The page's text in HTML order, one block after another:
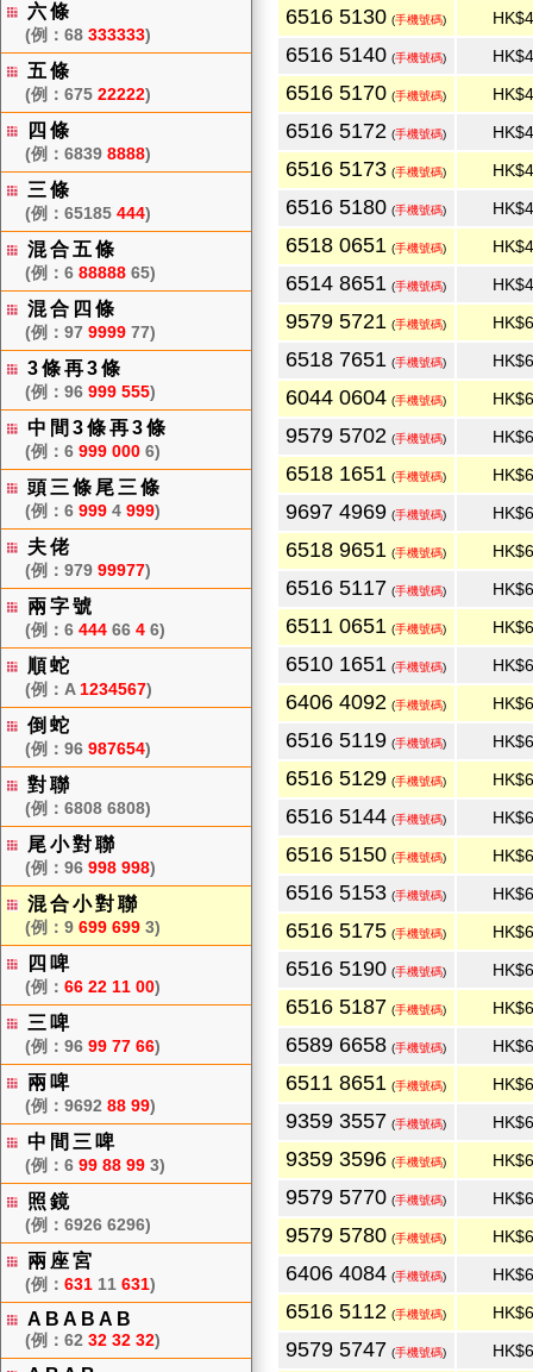
六條
(例：68 333333)
五條
(例：675 22222)
四條
(例：6839 8888)
三條
(例：65185 444)
混合五條
(例：6 88888 65)
混合四條
(例：97 9999 77)
3條再3條
(例：96 999 555)
中間3條再3條
(例：6 999 000 6)
頭三條尾三條
(例：6 999 4 999)
夫佬
(例：979 99977)
兩字號
(例：6 444 66 4 6)
順蛇
(例：A 1234567)
倒蛇
(例：96 987654)
對聯
(例：6808 6808)
尾小對聯
(例：96 998 998)
混合小對聯
(例：9 699 699 3)
四啤
(例： 66 22 11 00)
三啤
(例：96 99 77 66)
兩啤
(例：9692 88 99)
中間三啤
(例：6 99 88 99 3)
照鏡
(例：6926 6296)
兩座宮
(例： 631 11 631)
ABABAB
(例：62 32 32 32)
6516 5130 (手機號碼)
6516 5140 (手機號碼)
6516 5170 (手機號碼)
6516 5172 (手機號碼)
6516 5173 (手機號碼)
6516 5180 (手機號碼)
6518 0651 (手機號碼)
6514 8651 (手機號碼)
9579 5721 (手機號碼)
6518 7651 (手機號碼)
6044 0604 (手機號碼)
9579 5702 (手機號碼)
6518 1651 (手機號碼)
9697 4969 (手機號碼)
6518 9651 (手機號碼)
6516 5117 (手機號碼)
6511 0651 (手機號碼)
6510 1651 (手機號碼)
6406 4092 (手機號碼)
6516 5119 (手機號碼)
6516 5129 (手機號碼)
6516 5144 (手機號碼)
6516 5150 (手機號碼)
6516 5153 (手機號碼)
6516 5175 (手機號碼)
6516 5190 (手機號碼)
6516 5187 (手機號碼)
6589 6658 (手機號碼)
6511 8651 (手機號碼)
9359 3557 (手機號碼)
9359 3596 (手機號碼)
9579 5770 (手機號碼)
9579 5780 (手機號碼)
6406 4084 (手機號碼)
6516 5112 (手機號碼)
9579 5747 (手機號碼)